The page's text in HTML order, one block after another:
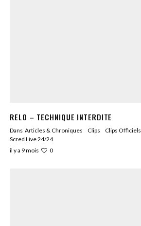
RELO – TECHNIQUE INTERDITE
Dans Articles & Chroniques Clips Clips Officiels
Scred Live 24/24
il y a 9 mois
0